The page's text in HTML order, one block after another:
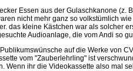
Essen aus der Gulaschkanone
nicht mehr ganz so volkstümlich
das kleine Kästchen war als solcher
Audioanlage, die vom Andi so
auf die Werke von
vom "Zauberlehrling" ist
Wenn ihr die Videokassette also mal